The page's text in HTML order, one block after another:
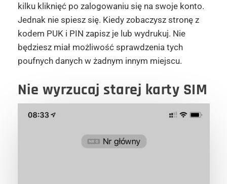
kilku kliknięć po zalogowaniu się na swoje konto.
Jednak nie spiesz się. Kiedy zobaczysz stronę z
kodem PUK i PIN zapisz je lub wydrukuj. Nie
będziesz miał możliwość sprawdzenia tych
poufnych danych w żadnym innym miejscu.
Nie wyrzucaj starej karty SIM